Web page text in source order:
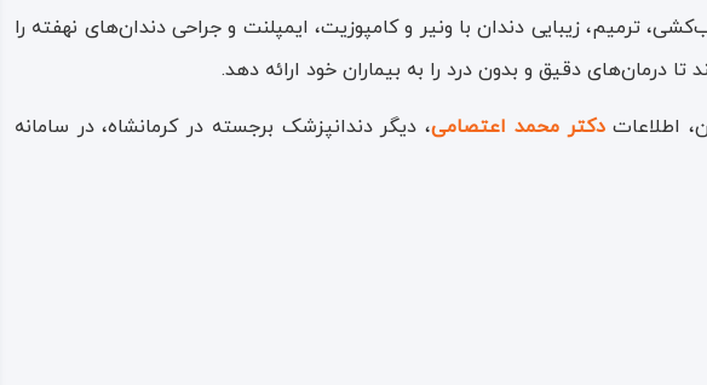
ترمیم، زیبایی دندان با ونیر و کامپوزیت، ایمپلنت و جراحی دندان‌های نهفته را
درمان‌های دقیق و بدون درد را به بیماران خود ارائه دهد​.
اطلاعاتدکتر محمد اعتصامی، دیگر دندانپزشک برجسته در کرمانشاه، در سامانه